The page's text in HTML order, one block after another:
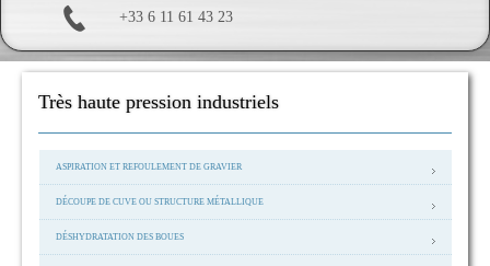
+33 6 11 61 43 23
Très haute pression industriels
ASPIRATION ET REFOULEMENT DE GRAVIER
DÉCOUPE DE CUVE OU STRUCTURE MÉTALLIQUE
DÉSHYDRATATION DES BOUES